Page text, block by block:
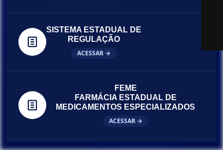
SISTEMA ESTADUAL DE
REGULAÇÃO
ACESSAR →
FEME
FARMÁCIA ESTADUAL DE
MEDICAMENTOS ESPECIALIZADOS
ACESSAR →